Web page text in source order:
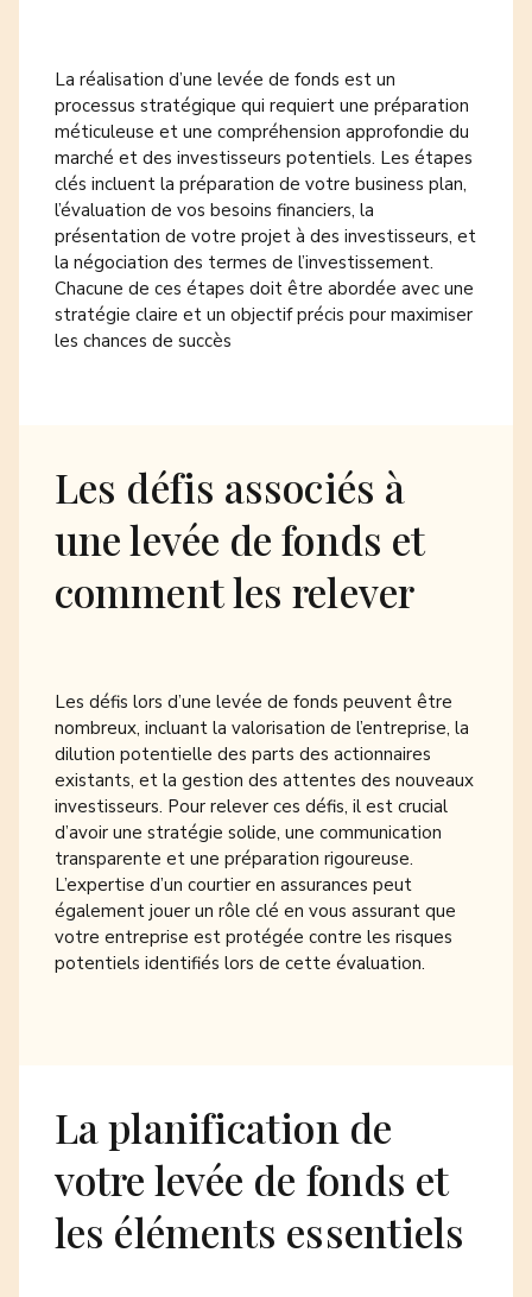
La réalisation d’une levée de fonds est un
processus stratégique qui requiert une préparation
méticuleuse et une compréhension approfondie du
marché et des investisseurs potentiels. Les étapes
clés incluent la préparation de votre business plan,
l’évaluation de vos besoins financiers, la
présentation de votre projet à des investisseurs, et
la négociation des termes de l’investissement.
Chacune de ces étapes doit être abordée avec une
stratégie claire et un objectif précis pour maximiser
les chances de succès
Les défis associés à
une levée de fonds et
comment les relever
Les défis lors d’une levée de fonds peuvent être
nombreux, incluant la valorisation de l’entreprise, la
dilution potentielle des parts des actionnaires
existants, et la gestion des attentes des nouveaux
investisseurs. Pour relever ces défis, il est crucial
d’avoir une stratégie solide, une communication
transparente et une préparation rigoureuse.
L’expertise d’un courtier en assurances peut
également jouer un rôle clé en vous assurant que
votre entreprise est protégée contre les risques
potentiels identifiés lors de cette évaluation.
La planification de
votre levée de fonds et
les éléments essentiels